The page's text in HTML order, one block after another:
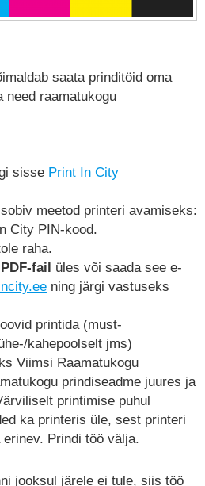
saata prinditöid oma
need raamatukogu
sisse Print In City
meetod printeri avamiseks:
City PIN-kood.
raha.
PDF-fail
üles või saada see e-
ning järgi vastuseks
printida (must-
kahepoolselt jms)
Viimsi Raamatukogu
prindiseadme juures ja
printimise puhul
ka printeris üle, sest printeri
Prindi töö välja.
jooksul järele ei tule, siis töö